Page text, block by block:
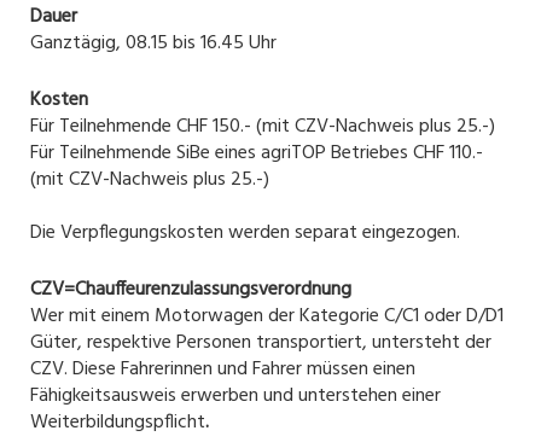
Dauer
Ganztägig, 08.15 bis 16.45 Uhr
Kosten
Für Teilnehmende CHF 150.- (mit CZV-Nachweis plus 25.-)
Für Teilnehmende SiBe eines agriTOP Betriebes CHF 110.-
(mit CZV-Nachweis plus 25.-)
Die Verpflegungskosten werden separat eingezogen.
CZV=Chauffeurenzulassungsverordnung
Wer mit einem Motorwagen der Kategorie C/C1 oder D/D1
Güter, respektive Personen transportiert, untersteht der
CZV. Diese Fahrerinnen und Fahrer müssen einen
Fähigkeitsausweis erwerben und unterstehen einer
Weiterbildungspflicht.